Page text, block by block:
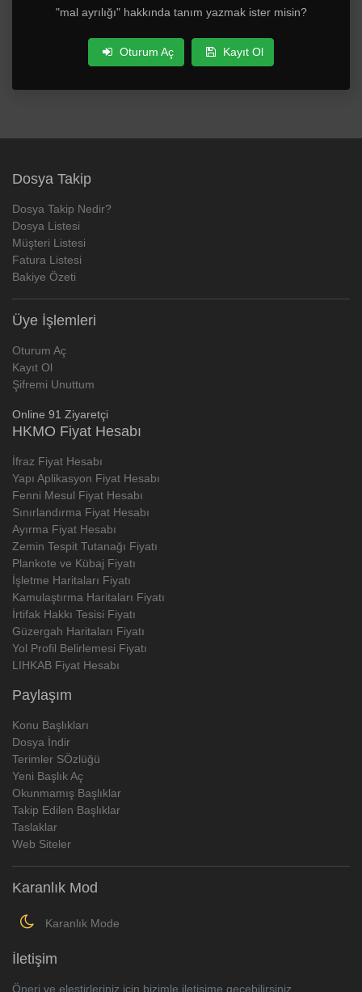
"mal ayrılığı" hakkında tanım yazmak ister misin?
Oturum Aç Kayıt Ol
Dosya Takip
Dosya Takip Nedir?
Dosya Listesi
Müşteri Listesi
Fatura Listesi
Bakiye Özeti
Üye İşlemleri
Oturum Aç
Kayıt Ol
Şifremi Unuttum
Online 91 Ziyaretçi
HKMO Fiyat Hesabı
İfraz Fiyat Hesabı
Yapı Aplikasyon Fiyat Hesabı
Fenni Mesul Fiyat Hesabı
Sınırlandırma Fiyat Hesabı
Ayırma Fiyat Hesabı
Zemin Tespit Tutanağı Fiyatı
Plankote ve Kübaj Fiyatı
İşletme Haritaları Fiyatı
Kamulaştırma Haritaları Fiyatı
İrtifak Hakkı Tesisi Fiyatı
Güzergah Haritaları Fiyatı
Yol Profil Belirlemesi Fiyatı
LIHKAB Fiyat Hesabı
Paylaşım
Konu Başlıkları
Dosya İndir
Terimler SÖzlüğü
Yeni Başlık Aç
Okunmamış Başlıklar
Takip Edilen Başlıklar
Taslaklar
Web Siteler
Karanlık Mod
Karanlık Mode
İletişim
Öneri ve eleştirleriniz için bizimle iletişime geçebilirsiniz..